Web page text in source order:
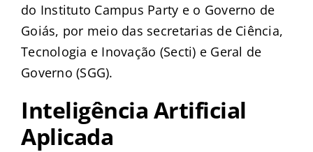
do Instituto Campus Party e o Governo de
Goiás, por meio das secretarias de Ciência,
Tecnologia e Inovação (Secti) e Geral de
Governo (SGG).
Inteligência Artificial
Aplicada